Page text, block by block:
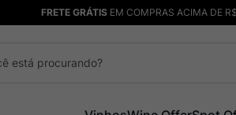
FRETE GRÁTISEM COMPRAS ACIMA DE